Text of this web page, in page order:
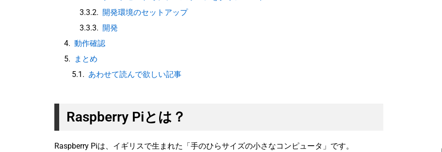
開発環境のセットアップ
開発
動作確認
まとめ
あわせて読んで欲しい記事
Raspberry Piとは？
Raspberry Piは、イギリスで生まれた「手のひらサイズの小さなコンピュータ」です。